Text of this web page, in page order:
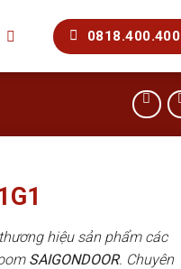
0818.400.400
hiệu sản phẩm các
SAIGONDOOR. Chuyên